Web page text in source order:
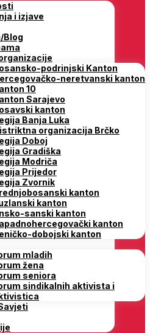
i izjave
Blog
podrinjski Kanton
neretvanski kanton
10
Sarajevo
kanton
Banja Luka
organizacija Brčko
Doboj
Gradiška
Modriča
Prijedor
Zvornik
kanton
kanton
sanski kanton
kanton
dobojski kanton
mladih
žena
seniora
sindikalnih aktivista i